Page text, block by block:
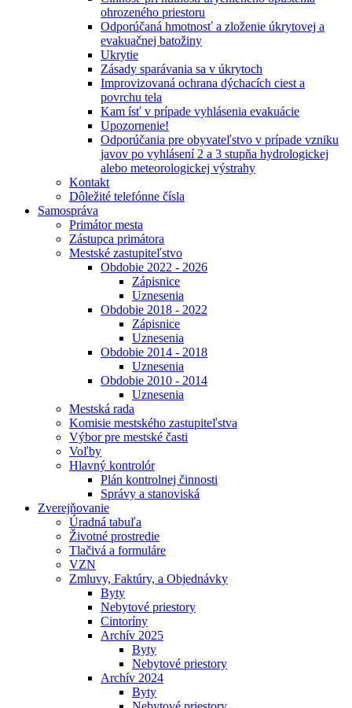
ohrozeného priestoru
Odporúčaná hmotnosť a zloženie úkrytovej a
evakuačnej batožiny
Ukrytie
Zásady sparávania sa v úkrytoch
Improvizovaná ochrana dýchacích ciest a
povrchu tela
Kam ísť v prípade vyhlásenia evakuácie
Upozornenie!
Odporúčania pre obyvateľstvo v prípade vzniku
javov po vyhlásení 2 a 3 stupňa hydrologickej
alebo meteorologickej výstrahy
Kontakt
Dôležité telefónne čísla
Samospráva
Primátor mesta
Zástupca primátora
Mestské zastupiteľstvo
Obdobie 2022 - 2026
Zápisnice
Uznesenia
Obdobie 2018 - 2022
Zápisnice
Uznesenia
Obdobie 2014 - 2018
Uznesenia
Obdobie 2010 - 2014
Uznesenia
Mestská rada
Komisie mestského zastupiteľstva
Výbor pre mestské časti
Voľby
Hlavný kontrolór
Plán kontrolnej činnosti
Správy a stanoviská
Zverejňovanie
Úradná tabuľa
Životné prostredie
Tlačivá a formuláre
VZN
Zmluvy, Faktúry, a Objednávky
Byty
Nebytové priestory
Cintoríny
Archív 2025
Byty
Nebytové priestory
Archív 2024
Byty